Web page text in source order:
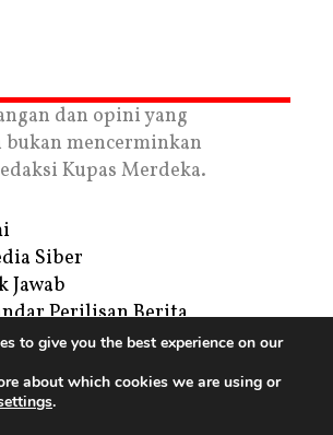
dan opini yang
mencerminkan
Kupas Merdeka.
Siber
Jawab
Perilisan Berita
PT. Tegar Kupas Mediatama
to give you the best experience on our
about which cookies we are using or
.